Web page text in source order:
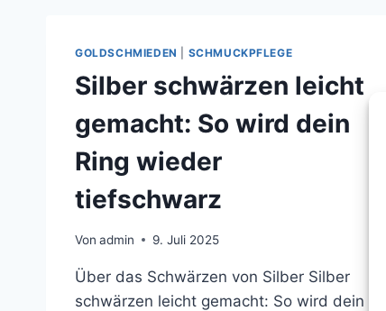
GOLDSCHMIEDEN SCHMUCKPFLEGE
Silber schwärzen leicht
gemacht: So wird dein
Ring wieder
tiefschwarz
Von admin 9. Juli 2025
Über das Schwärzen von Silber Silber
schwärzen leicht gemacht: So wird dein